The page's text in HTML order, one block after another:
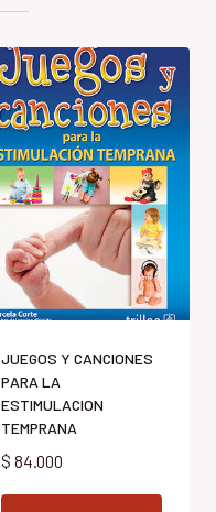
JUEGOS Y CANCIONES
PARA LA
ESTIMULACION
TEMPRANA
$ 84.000